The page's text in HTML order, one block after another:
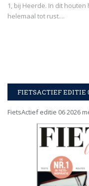
1, bij Heerde. In dit
helemaal tot rust....
FIETSACTIEF EDITIE
FietsActief editie 06 2026